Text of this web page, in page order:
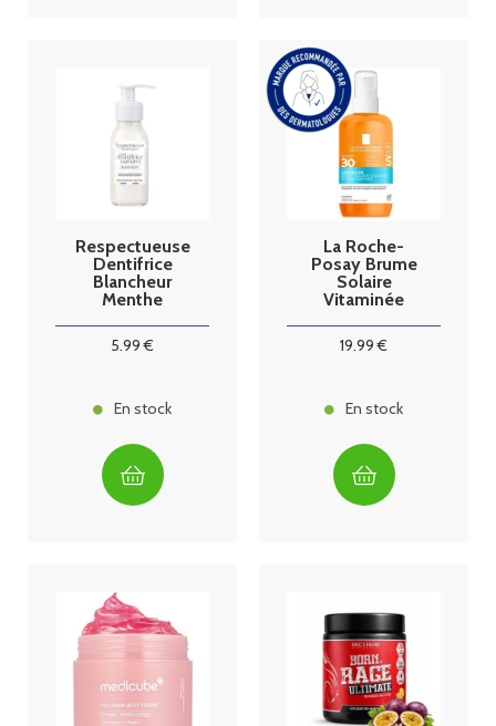
Respectueuse
Dentifrice
Blancheur
Menthe
5.99 €
En stock
La Roche-
Posay Brume
Solaire
Vitaminée
200ml
19.99 €
En stock